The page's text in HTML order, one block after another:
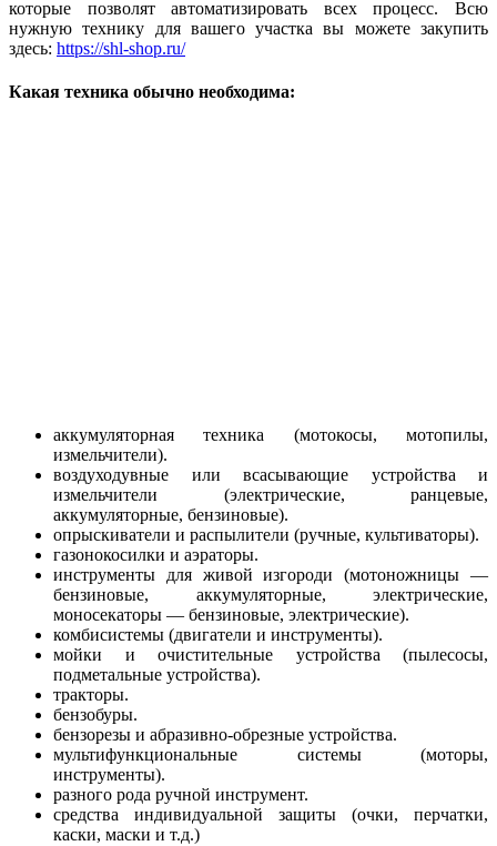
которые позволят автоматизировать всех процесс. Всю
нужную технику для вашего участка вы можете закупить
здесь: https://shl-shop.ru/
Какая техника обычно необходима:
аккумуляторная техника (мотокосы, мотопилы,
измельчители).
воздуходувные или всасывающие устройства и
измельчители (электрические, ранцевые,
аккумуляторные, бензиновые).
опрыскиватели и распылители (ручные, культиваторы).
газонокосилки и аэраторы.
инструменты для живой изгороди (мотоножницы —
бензиновые, аккумуляторные, электрические,
моносекаторы — бензиновые, электрические).
комбисистемы (двигатели и инструменты).
мойки и очистительные устройства (пылесосы,
подметальные устройства).
тракторы.
бензобуры.
бензорезы и абразивно-обрезные устройства.
мультифункциональные системы (моторы,
инструменты).
разного рода ручной инструмент.
средства индивидуальной защиты (очки, перчатки,
каски, маски и т.д.)